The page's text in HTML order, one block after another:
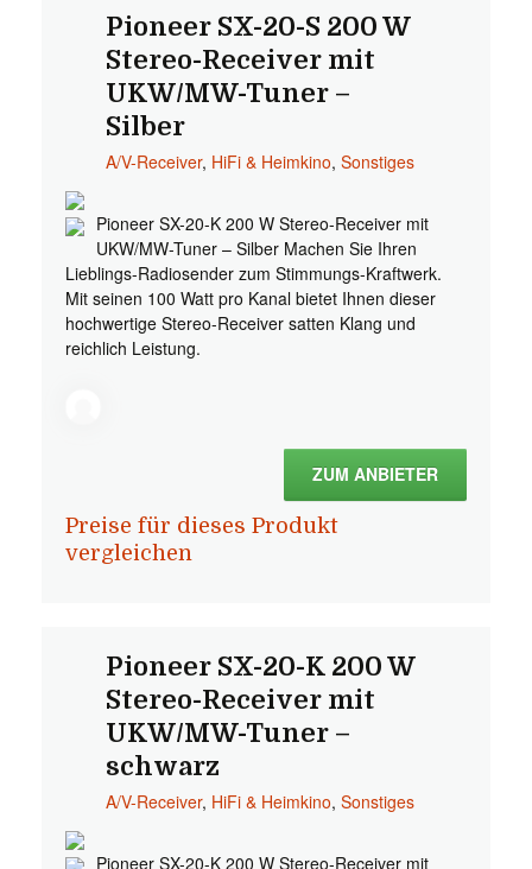
Pioneer SX-20-S 200 W
Stereo-Receiver mit
UKW/MW-Tuner –
Silber
A/V-Receiver, HiFi & Heimkino, Sonstiges
Pioneer SX-20-K 200 W Stereo-Receiver mit
UKW/MW-Tuner – Silber Machen Sie Ihren
Lieblings-Radiosender zum Stimmungs-Kraftwerk.
Mit seinen 100 Watt pro Kanal bietet Ihnen dieser
hochwertige Stereo-Receiver satten Klang und
reichlich Leistung.
ZUM ANBIETER
Preise für dieses Produkt
vergleichen
Pioneer SX-20-K 200 W
Stereo-Receiver mit
UKW/MW-Tuner –
schwarz
A/V-Receiver, HiFi & Heimkino, Sonstiges
Pioneer SX-20-K 200 W Stereo-Receiver mit